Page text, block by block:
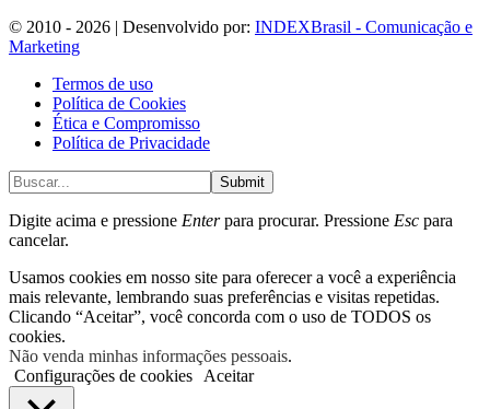
© 2010 - 2026 | Desenvolvido por: INDEXBrasil - Comunicação e
Marketing
Termos de uso
Política de Cookies
Ética e Compromisso
Política de Privacidade
Submit
Digite acima e pressione Enterpara procurar. Pressione Esc para
cancelar.
Usamos cookies em nosso site para oferecer a você a experiência
mais relevante, lembrando suas preferências e visitas repetidas.
Clicando “Aceitar”, você concorda com o uso de TODOS os
cookies.
Não venda minhas informações pessoais.
Configurações de cookies
Aceitar